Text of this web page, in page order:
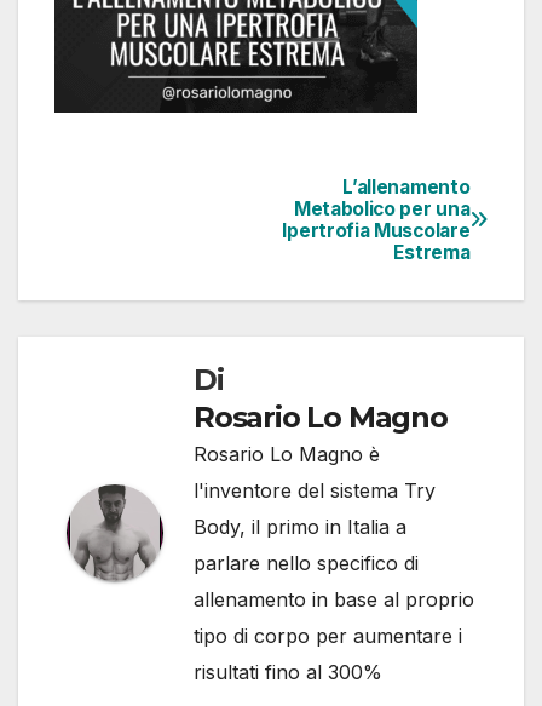
L’allenamento
Metabolico per una
Ipertrofia Muscolare
Estrema
Di
Rosario Lo Magno
Rosario Lo Magno è
l'inventore del sistema Try
Body, il primo in Italia a
parlare nello specifico di
allenamento in base al proprio
tipo di corpo per aumentare i
risultati fino al 300%